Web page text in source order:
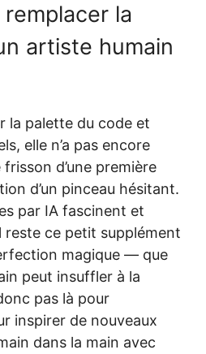
la
artiste humain
la palette du code et
elle n’a pas encore
d’une première
d’un pinceau hésitant.
par IA fascinent et
reste ce petit supplément
magique — que
peut insuffler à la
pas là pour
inspirer de nouveaux
dans la main avec